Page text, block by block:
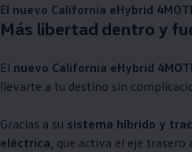
El nuevo California eHybrid
Más libertad dentro y
El nuevo California eHybrid
llevarte a tu destino sin
Gracias a su sistema híbrido y
eléctrica, que activa el eje